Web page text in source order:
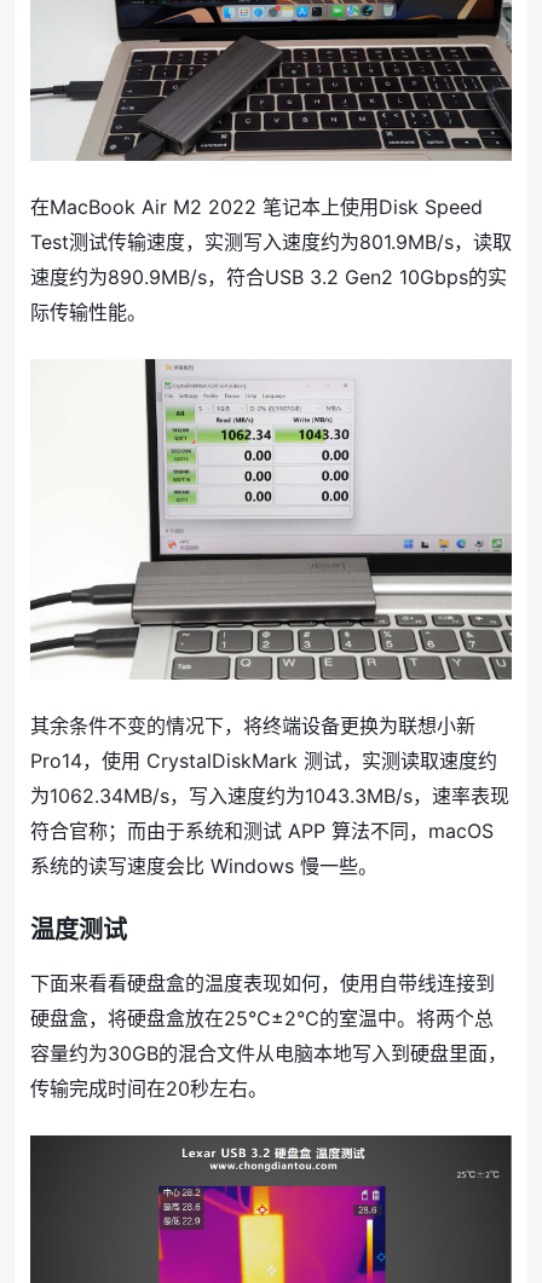
在MacBook Air M2 2022 笔记本上使用Disk Speed
Test测试传输速度，实测写入速度约为801.9MB/s，读取
速度约为890.9MB/s，符合USB 3.2 Gen2 10Gbps的实
际传输性能。
其余条件不变的情况下，将终端设备更换为联想小新
Pro14，使用 CrystalDiskMark 测试，实测读取速度约
为1062.34MB/s，写入速度约为1043.3MB/s，速率表现
符合官称；而由于系统和测试 APP 算法不同，macOS
系统的读写速度会比 Windows 慢一些。
温度测试
下面来看看硬盘盒的温度表现如何，使用自带线连接到
硬盘盒，将硬盘盒放在25℃±2℃的室温中。将两个总
容量约为30GB的混合文件从电脑本地写入到硬盘里面，
传输完成时间在20秒左右。